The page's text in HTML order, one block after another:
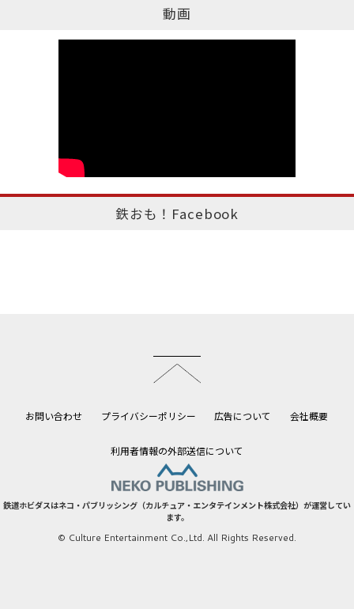
動画
鉄おも！Facebook
お問い合わせ プライバシーポリシー 広告について 会社概要
利用者情報の外部送信について
鉄道ホビダスはネコ・パブリッシング（カルチュア・エンタテインメント株式会社）が運営してい
ます。
© Culture Entertainment Co.,Ltd. All Rights Reserved.